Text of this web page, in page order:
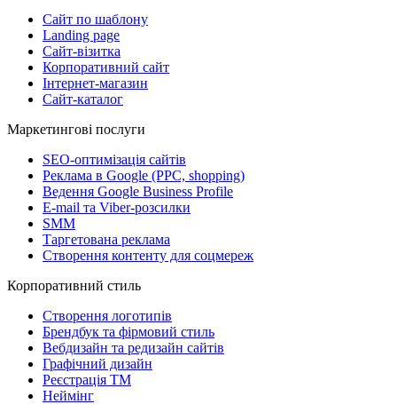
Сайт по шаблону
Landing page
Сайт-візитка
Корпоративний сайт
Інтернет-магазин
Сайт-каталог
Маркетингові послуги
SEO-оптимізація сайтів
Реклама в Google (PPC, shopping)
Ведення Google Business Profile
E-mail та Viber-розсилки
SMM
Таргетована реклама
Створення контенту для соцмереж
Корпоративний стиль
Створення логотипів
Брендбук та фірмовий стиль
Вебдизайн та редизайн сайтів
Графічний дизайн
Реєстрація ТМ
Неймінг